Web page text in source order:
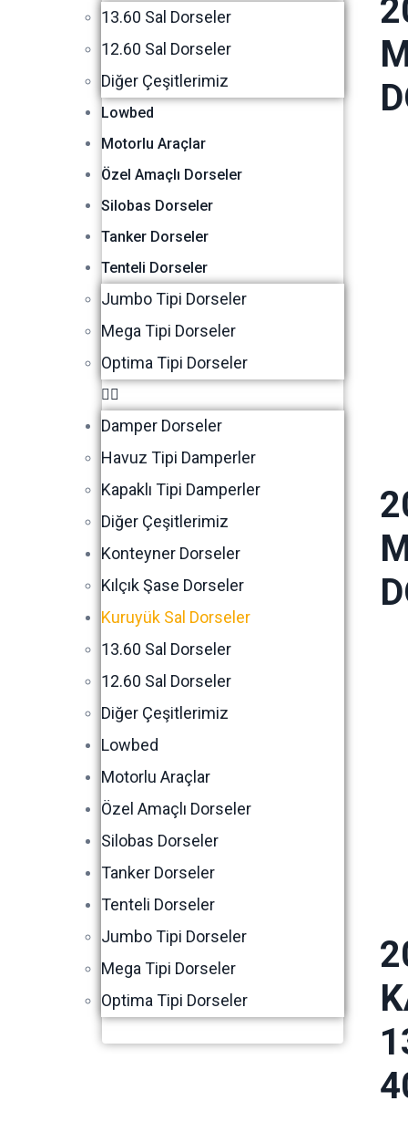
13.60 Sal Dorseler
12.60 Sal Dorseler
Diğer Çeşitlerimiz
Lowbed
Motorlu Araçlar
Özel Amaçlı Dorseler
Silobas Dorseler
Tanker Dorseler
Tenteli Dorseler
Jumbo Tipi Dorseler
Mega Tipi Dorseler
Optima Tipi Dorseler
Damper Dorseler
Havuz Tipi Damperler
Kapaklı Tipi Damperler
Diğer Çeşitlerimiz
Konteyner Dorseler
Kılçık Şase Dorseler
Kuruyük Sal Dorseler
13.60 Sal Dorseler
12.60 Sal Dorseler
Diğer Çeşitlerimiz
Lowbed
Motorlu Araçlar
Özel Amaçlı Dorseler
Silobas Dorseler
Tanker Dorseler
Tenteli Dorseler
Jumbo Tipi Dorseler
Mega Tipi Dorseler
Optima Tipi Dorseler